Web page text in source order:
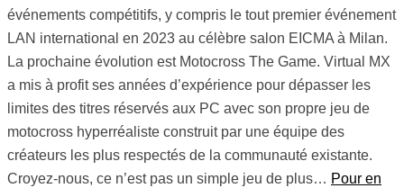
événements compétitifs, y compris le tout premier événement
LAN international en 2023 au célèbre salon EICMA à Milan.
La prochaine évolution est Motocross The Game. Virtual MX
a mis à profit ses années d’expérience pour dépasser les
limites des titres réservés aux PC avec son propre jeu de
motocross hyperréaliste construit par une équipe des
créateurs les plus respectés de la communauté existante.
Croyez-nous, ce n’est pas un simple jeu de plus… Pour en